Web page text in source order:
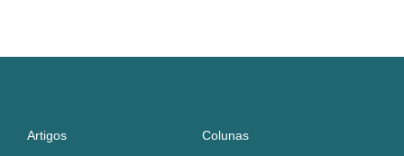
Artigos Colunas